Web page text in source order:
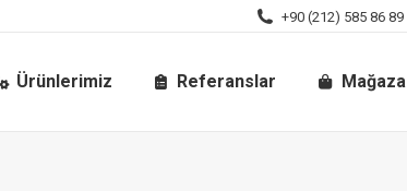
+90 (212) 585 86 89
Ürünlerimiz Referanslar Mağaza